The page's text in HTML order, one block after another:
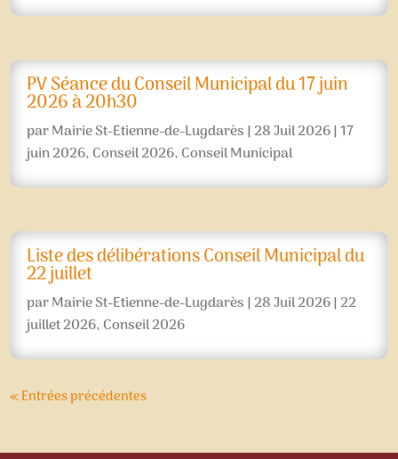
PV Séance du Conseil Municipal du 17 juin
2026 à 20h30
parMairie St-Etienne-de-Lugdarès|28 Juil 2026|17
juin 2026, Conseil 2026, Conseil Municipal
Liste des délibérations Conseil Municipal du
22 juillet
parMairie St-Etienne-de-Lugdarès|28 Juil 2026|22
juillet 2026, Conseil 2026
« Entrées précédentes